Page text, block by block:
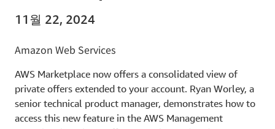
11월 22, 2024
Amazon Web Services
AWS Marketplace now offers a consolidated view of
private offers extended to your account. Ryan Worley, a
senior technical product manager, demonstrates how to
access this new feature in the AWS Management